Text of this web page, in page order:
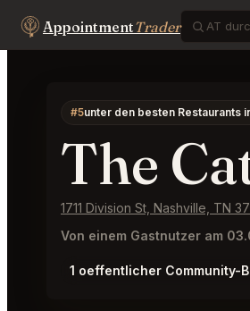
AppointmentTrader
#5unter den besten Restaurants
The
1711 Division St, Nashville, TN
Von einem Gastnutzer am
1 oeffentlicher Community-